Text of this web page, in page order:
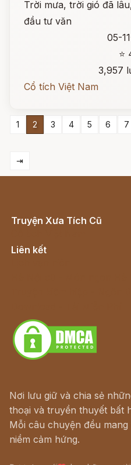
Trời mưa, trời gió đã
đầu tư văn
05-
⭐
3,957
Cổ tích Việt Nam
1 2 3 4 5 6 7
⇥
Truyện Xưa Tích Cũ
Liên kết
Nơi lưu giữ và chia sẻ
thoại và truyền thuyết bất
Mỗi câu chuyện đều
niềm cảm hứng.